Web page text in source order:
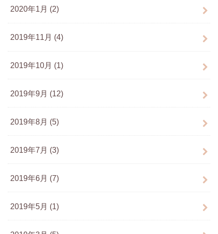
2020年1月 (2)
2019年11月 (4)
2019年10月 (1)
2019年9月 (12)
2019年8月 (5)
2019年7月 (3)
2019年6月 (7)
2019年5月 (1)